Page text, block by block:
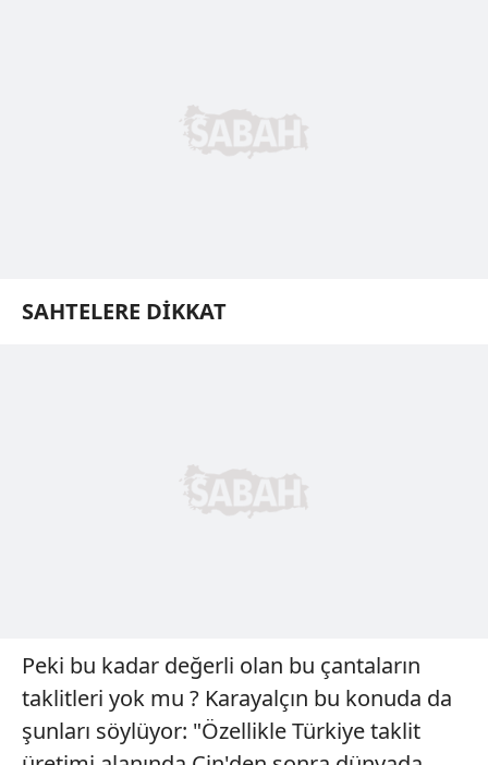
SAHTELERE DİKKAT
Peki bu kadar değerli olan bu çantaların
taklitleri yok mu ? Karayalçın bu konuda da
şunları söylüyor: "Özellikle Türkiye taklit